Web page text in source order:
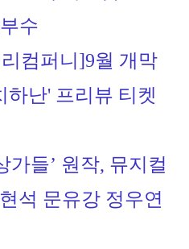
수
컴퍼니]9월 개막
하난' 프리뷰 티켓
가들’ 원작, 뮤지컬
석 문유강 정우연